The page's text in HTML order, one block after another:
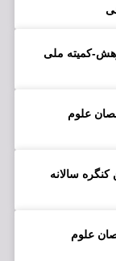
کمیته ملی
علوم
سالانه
علوم